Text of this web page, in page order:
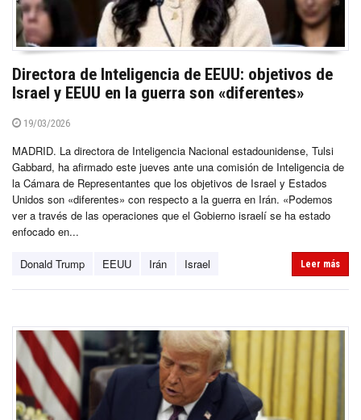
Directora de Inteligencia de EEUU: objetivos de
Israel y EEUU en la guerra son «diferentes»
19/03/2026
MADRID. La directora de Inteligencia Nacional estadounidense, Tulsi
Gabbard, ha afirmado este jueves ante una comisión de Inteligencia de
la Cámara de Representantes que los objetivos de Israel y Estados
Unidos son «diferentes» con respecto a la guerra en Irán. «Podemos
ver a través de las operaciones que el Gobierno israelí se ha estado
enfocado en...
Donald Trump EEUU Irán Israel Leer más